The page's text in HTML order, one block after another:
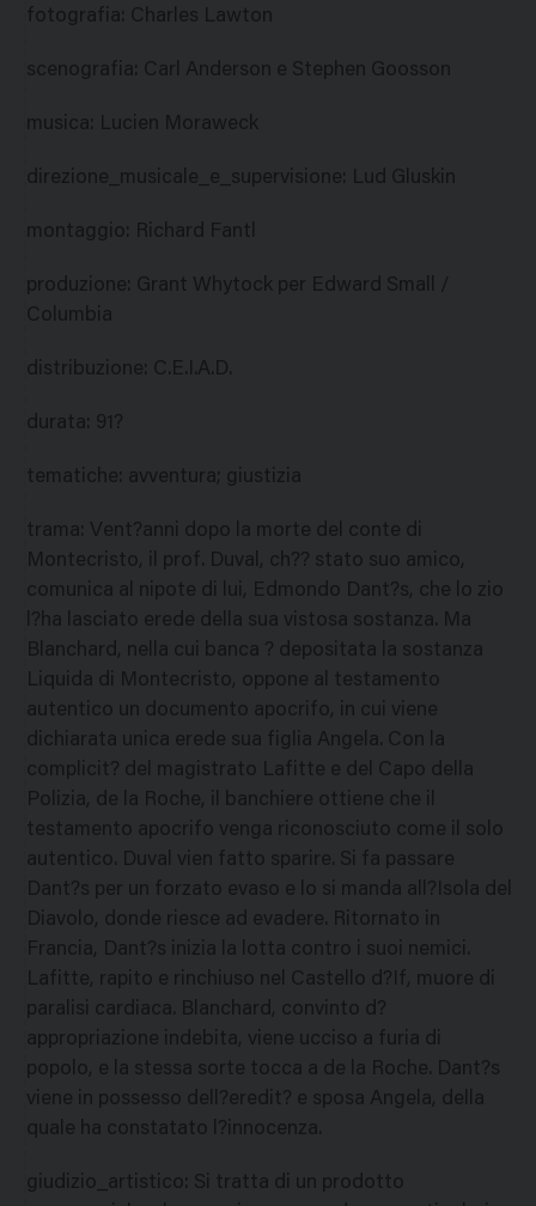
fotografia: Charles Lawton
scenografia: Carl Anderson e Stephen Goosson
musica: Lucien Moraweck
direzione_musicale_e_supervisione: Lud Gluskin
montaggio: Richard Fantl
produzione: Grant Whytock per Edward Small /
Columbia
distribuzione: C.E.I.A.D.
durata: 91?
tematiche: avventura; giustizia
trama: Vent?anni dopo la morte del conte di
Montecristo, il prof. Duval, ch?? stato suo amico,
comunica al nipote di lui, Edmondo Dant?s, che lo zio
l?ha lasciato erede della sua vistosa sostanza. Ma
Blanchard, nella cui banca ? depositata la sostanza
Liquida di Montecristo, oppone al testamento
autentico un documento apocrifo, in cui viene
dichiarata unica erede sua figlia Angela. Con la
complicit? del magistrato Lafitte e del Capo della
Polizia, de la Roche, il banchiere ottiene che il
testamento apocrifo venga riconosciuto come il solo
autentico. Duval vien fatto sparire. Si fa passare
Dant?s per un forzato evaso e lo si manda all?Isola del
Diavolo, donde riesce ad evadere. Ritornato in
Francia, Dant?s inizia la lotta contro i suoi nemici.
Lafitte, rapito e rinchiuso nel Castello d?If, muore di
paralisi cardiaca. Blanchard, convinto d?
appropriazione indebita, viene ucciso a furia di
popolo, e la stessa sorte tocca a de la Roche. Dant?s
viene in possesso dell?eredit? e sposa Angela, della
quale ha constatato l?innocenza.
giudizio_artistico: Si tratta di un prodotto